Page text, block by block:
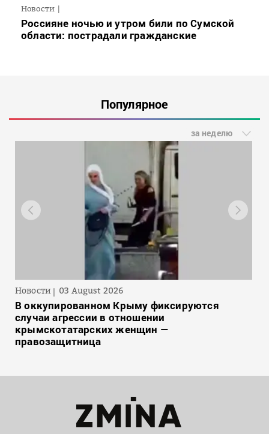
Новости
Россияне ночью и утром били по Сумской
области: пострадали гражданские
Популярное
за неделю
Новости 03 August 2026
В оккупированном Крыму фиксируются
случаи агрессии в отношении
крымскотатарских женщин —
правозащитница